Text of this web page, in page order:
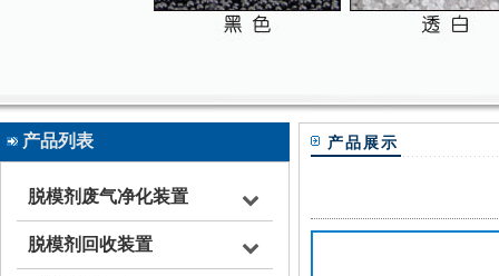
产品列表
脱模剂废气净化装置
脱模剂回收装置
产品展示